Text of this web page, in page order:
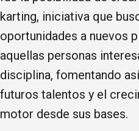
karting, iniciativa que
oportunidades a nuevos
aquellas personas
disciplina, fomentando
futuros talentos y el
motor desde sus bases.